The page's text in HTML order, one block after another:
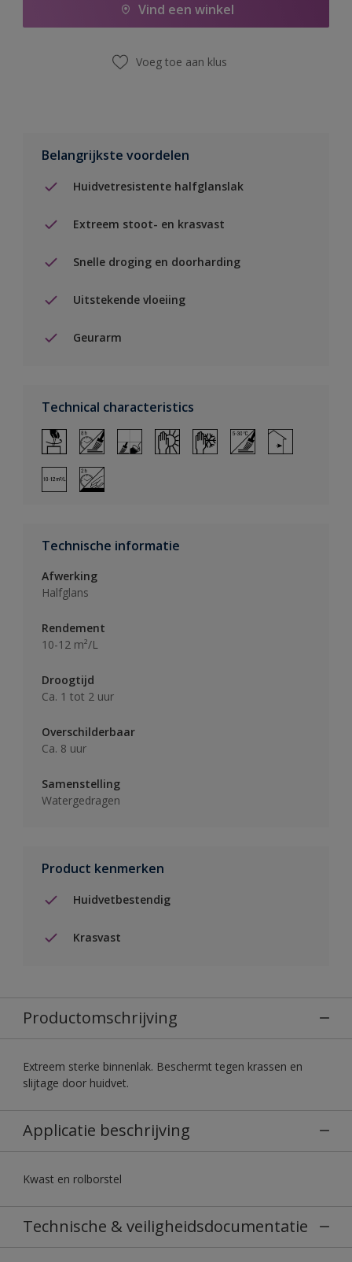
Vind een winkel
Voeg toe aan klus
Belangrijkste voordelen
Huidvetresistente halfglanslak
Extreem stoot- en krasvast
Snelle droging en doorharding
Uitstekende vloeiing
Geurarm
Technical characteristics
Technische informatie
Afwerking
Halfglans
Rendement
10-12 m²/L
Droogtijd
Ca. 1 tot 2 uur
Overschilderbaar
Ca. 8 uur
Samenstelling
Watergedragen
Product kenmerken
Huidvetbestendig
Krasvast
Productomschrijving
Extreem sterke binnenlak. Beschermt tegen krassen en
slijtage door huidvet.
Applicatie beschrijving
Kwast en rolborstel
Technische & veiligheidsdocumentatie